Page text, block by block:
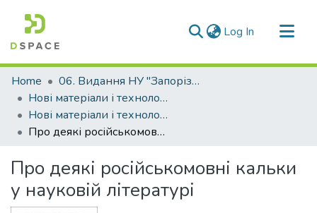
Log In (current)
Communities & Collections
All of DSpace
Statistics
Home
06. Видання НУ "Запорізька політехніка"
Нові матеріали і технологіі в металургії та машинобудуванні (НМТ)
Нові матеріали і технології в металургії та машинобудуванні - 2013, №1
Про деякі російськомовні кальки у науковій літературі
Про деякі російськомовні кальки
у науковій літературі